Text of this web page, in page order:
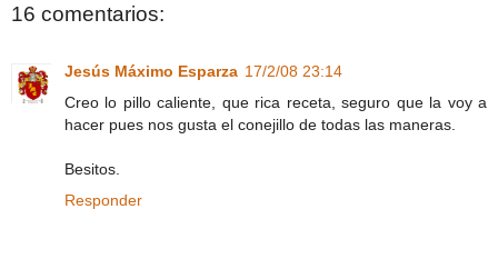
16 comentarios:
Jesús Máximo Esparza 17/2/08 23:14
Creo lo pillo caliente, que rica receta, seguro que la voy a
hacer pues nos gusta el conejillo de todas las maneras.
Besitos.
Responder